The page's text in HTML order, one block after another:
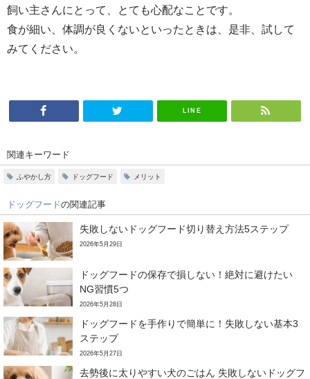
飼い主さんにとって、とても心配なことです。
食が細い、体調が良くないといったときは、是非、試して
みてください。
LINE
関連キーワード
ふやかし方 ドッグフード メリット
ドッグフードの関連記事
失敗しないドッグフード切り替え方法5ステップ
2026年5月29日
ドッグフードの保存で損しない！絶対に避けたい
NG習慣5つ
2026年5月28日
ドッグフードを手作りで簡単に！失敗しない基本3
ステップ
2026年5月27日
去勢後に太りやすい犬のごはん 失敗しないドッグフ